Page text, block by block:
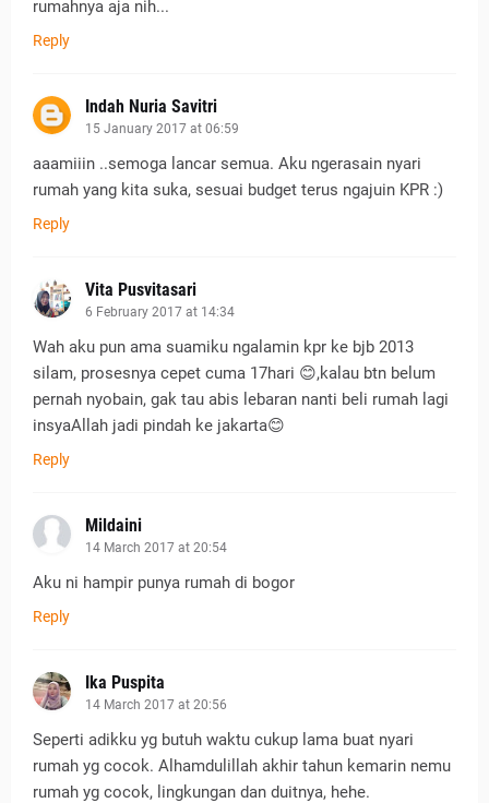
rumahnya aja nih...
Reply
Indah Nuria Savitri
15 January 2017 at 06:59
aaamiiin ..semoga lancar semua. Aku ngerasain nyari
rumah yang kita suka, sesuai budget terus ngajuin KPR :)
Reply
Vita Pusvitasari
6 February 2017 at 14:34
Wah aku pun ama suamiku ngalamin kpr ke bjb 2013
silam, prosesnya cepet cuma 17hari 😊,kalau btn belum
pernah nyobain, gak tau abis lebaran nanti beli rumah lagi
insyaAllah jadi pindah ke jakarta😊
Reply
Mildaini
14 March 2017 at 20:54
Aku ni hampir punya rumah di bogor
Reply
Ika Puspita
14 March 2017 at 20:56
Seperti adikku yg butuh waktu cukup lama buat nyari
rumah yg cocok. Alhamdulillah akhir tahun kemarin nemu
rumah yg cocok, lingkungan dan duitnya, hehe.